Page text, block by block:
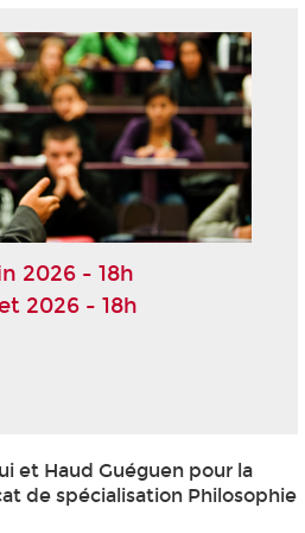
2026 - 18h
2026 - 18h
et Haud Guéguen pour la
de spécialisationPhilosophie